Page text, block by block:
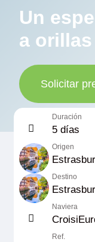
Un
a
Solicitar
Duración
5 días
Origen
Destino
Naviera
Ref.